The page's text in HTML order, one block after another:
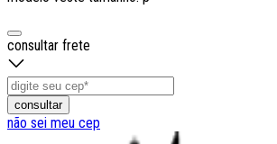
consultar frete
consultar
não sei meu cep